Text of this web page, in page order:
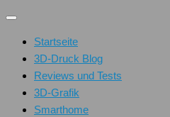
Unter
Inhalt
Startseite
3D-Druck Blog
Reviews und Tests
3D-Grafik
Smarthome